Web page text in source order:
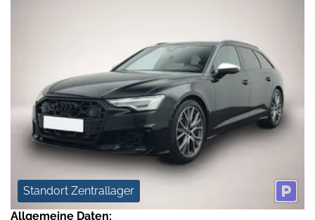
Standort Zentrallager
Allgemeine Daten: